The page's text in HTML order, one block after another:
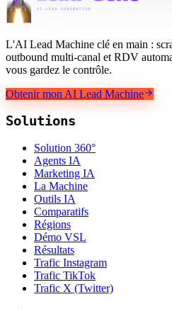
L'AI Lead Machine clé en main :
outbound multi-canal et RDV
vous gardez le contrôle.
Obtenir mon AI Lead Machine
Solutions
Solution 360°
Agents IA
Marketing IA
La Machine
Outils IA
Comparatifs
Régions
Démo VSL
Résultats
Trafic Instagram
Trafic TikTok
Trafic X (Twitter)